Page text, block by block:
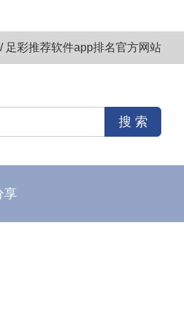
足彩推荐软件app排名官方网站
享